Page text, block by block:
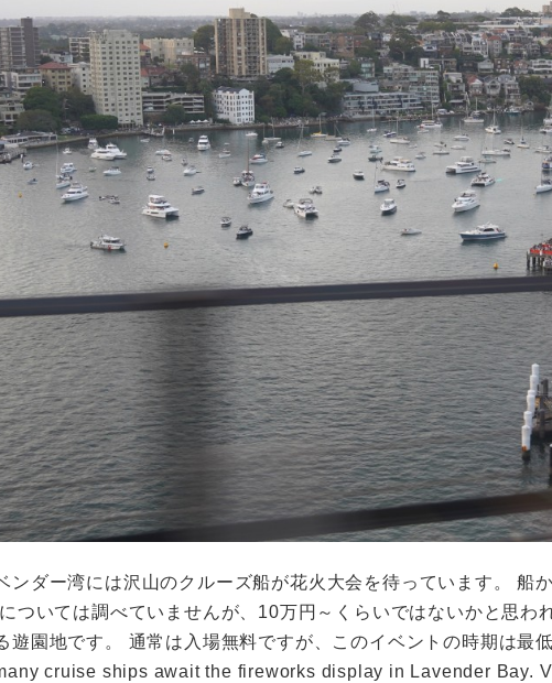
ンダー湾には沢山のクルーズ船が花火大会を待っています。 船
ついては調べていませんが、10万円～くらいではないかと思わ
遊園地です。 通常は入場無料ですが、このイベントの時期は最
cruise ships await the fireworks display in Lavender Bay.